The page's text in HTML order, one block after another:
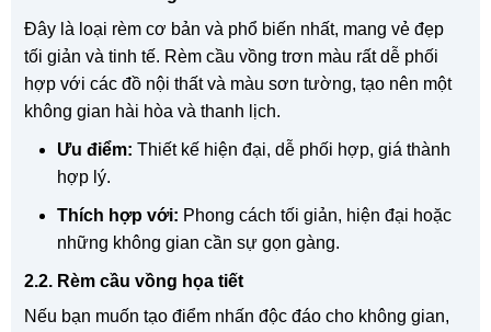
Đây là loại rèm cơ bản và phổ biến nhất, mang vẻ đẹp
tối giản và tinh tế. Rèm cầu vồng trơn màu rất dễ phối
hợp với các đồ nội thất và màu sơn tường, tạo nên một
không gian hài hòa và thanh lịch.
Ưu điểm: Thiết kế hiện đại, dễ phối hợp, giá thành
hợp lý.
Thích hợp với: Phong cách tối giản, hiện đại hoặc
những không gian cần sự gọn gàng.
2.2. Rèm cầu vồng họa tiết
Nếu bạn muốn tạo điểm nhấn độc đáo cho không gian,